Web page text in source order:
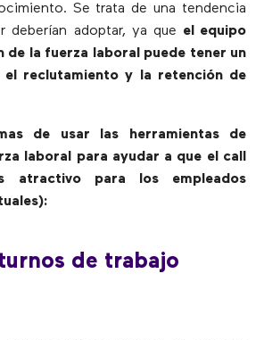
Se trata de una tendencia
deberían adoptar, ya que el equipo
de la fuerza laboral puede tener un
el reclutamiento y la retención de
de usar las herramientas de
laboral para ayudar a que el call
atractivo para los empleados
de trabajo